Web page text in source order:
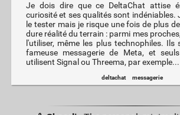
Je dois dire que ce DeltaChat attise
curiosité et ses qualités sont indéniables.
le tester mais je risque une fois de plus
dure réalité du terrain : parmi mes
l'utiliser, même les plus technophiles. Ils
fameuse messagerie de Meta, et
utilisent Signal ou Threema, par exemple...
deltachat messagerie